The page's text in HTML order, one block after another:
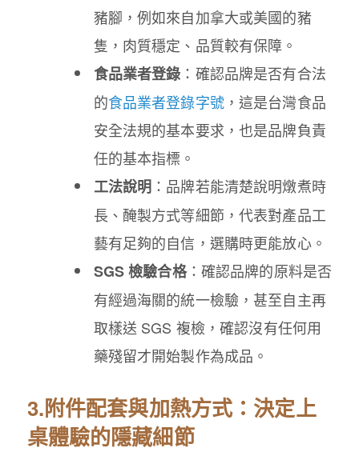
豬腳，例如來自加拿大或美國的豬
隻，肉質穩定、品質較有保障。
食品業者登錄 ：確認品牌是否有合法
的食品業者登錄字號，這是台灣食品
安全法規的基本要求，也是品牌負責
任的基本指標。
工法說明 ：品牌若能清楚說明燉煮時
長、醃製方式等細節，代表對產品工
藝有足夠的自信，選購時更能放心。
SGS 檢驗合格：確認品牌的原料是否
有經過海關的統一檢驗，甚至自主再
取樣送 SGS 複檢，確認沒有任何用
藥殘留才開始製作為成品。
3.附件配套與加熱方式：決定上
桌體驗的隱藏細節